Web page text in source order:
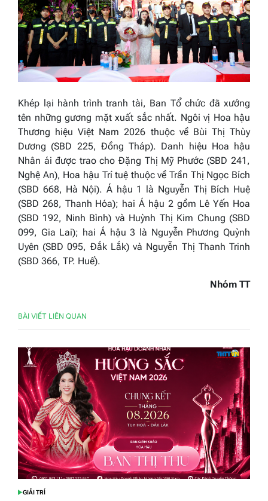
Khép lại hành trình tranh tài, Ban Tổ chức đã xướng
tên những gương mặt xuất sắc nhất. Ngôi vị Hoa hậu
Thương hiệu Việt Nam 2026 thuộc về Bùi Thị Thùy
Dương (SBD 225, Đồng Tháp). Danh hiệu Hoa hậu
Nhân ái được trao cho Đặng Thị Mỹ Phước (SBD 241,
Nghệ An), Hoa hậu Trí tuệ thuộc về Trần Thị Ngọc Bích
(SBD 668, Hà Nội). Á hậu 1 là Nguyễn Thị Bích Huệ
(SBD 268, Thanh Hóa); hai Á hậu 2 gồm Lê Yến Hoa
(SBD 192, Ninh Bình) và Huỳnh Thị Kim Chung (SBD
099, Gia Lai); hai Á hậu 3 là Nguyễn Phương Quỳnh
Uyên (SBD 095, Đắk Lắk) và Nguyễn Thị Thanh Trinh
(SBD 366, TP. Huế).
Nhóm TT
BÀI VIẾT LIÊN QUAN
POSTED
GIẢI TRÍ